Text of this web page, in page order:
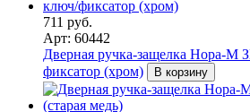
711 руб.
Арт: 60442
Дверная ручка-защелка Нора-М
фиксатор (хром)
В корзину